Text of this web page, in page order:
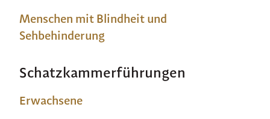
Menschen mit Blindheit und
Sehbehinderung
Schatzkammerführungen
Erwachsene